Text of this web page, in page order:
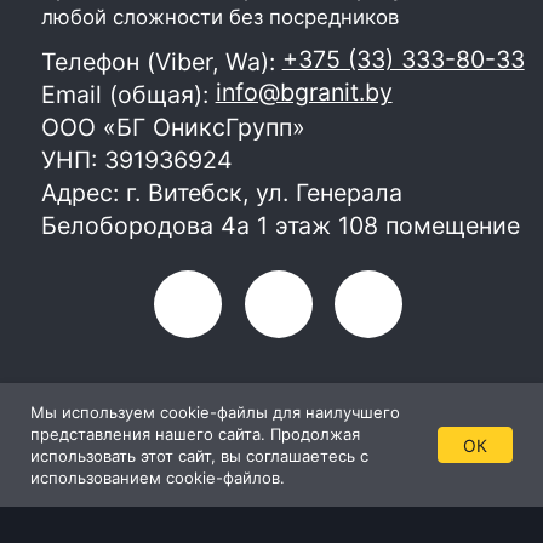
Мы используем cookie-файлы для наилучшего
представления нашего сайта. Продолжая
использовать этот сайт, вы соглашаетесь с
использованием cookie-файлов.
ОК
Главная Каталог